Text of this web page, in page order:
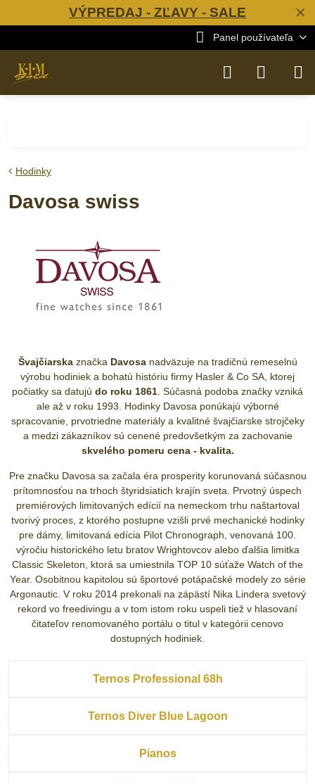
✕
VÝPREDAJ - ZĽAVY - SALE
Panel používateľa
Hodinky
Davosa swiss
Švajčiarskaznačka Davosanadväzuje na tradičnú remeselnú
výrobu hodiniek a bohatú históriu firmy Hasler & Co SA, ktorej
počiatky sa datujú do roku 1861 . Súčasná podoba značky vzniká
ale až v roku 1993. Hodinky Davosa ponúkajú výborné
spracovanie, prvotriedne materiály a kvalitné švajčiarske strojčeky
a medzi zákazníkov sú cenené predovšetkým za zachovanie
skvelého pomeru cena - kvalita.
Pre značku Davosa sa začala éra prosperity korunovaná súčasnou
prítomnosťou na trhoch štyridsiatich krajín sveta. Prvotný úspech
premiérových limitovaných edícií na nemeckom trhu naštartoval
tvorivý proces, z ktorého postupne vzišli prvé mechanické hodinky
pre dámy, limitovaná edícia Pilot Chronograph, venovaná 100.
výročiu historického letu bratov Wrightovcov alebo ďalšia limitka
Classic Skeleton, ktorá sa umiestnila TOP 10 súťaže Watch of the
Year. Osobitnou kapitolou sú športové potápačské modely zo série
Argonautic. V roku 2014 prekonali na zápästí Nika Lindera svetový
rekord vo freedivingu a v tom istom roku uspeli tiež v hlasovaní
čitateľov renomovaného portálu o titul v kategórii cenovo
dostupných hodiniek.
Ternos Professional 68h
Ternos Diver Blue Lagoon
Pianos